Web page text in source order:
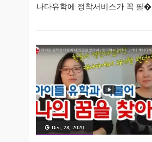
나다유학에 정착서비스가 꼭 필�
Dec, 28, 2020